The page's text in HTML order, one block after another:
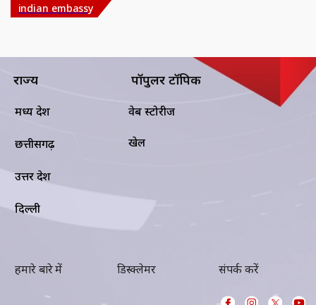
indian embassy
राज्य
मध्य प्रदेश
छत्तीसगढ़
उत्तर प्रदेश
दिल्ली
पॉपुलर टॉपिक
वेब स्टोरीज
खेल
हमारे बारे में डिस्क्लेमर संपर्क करें